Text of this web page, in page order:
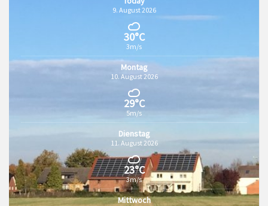
9. August 2026
30°C
3m/s
Montag
10. August 2026
29°C
5m/s
Dienstag
11. August 2026
23°C
3m/s
Mittwoch